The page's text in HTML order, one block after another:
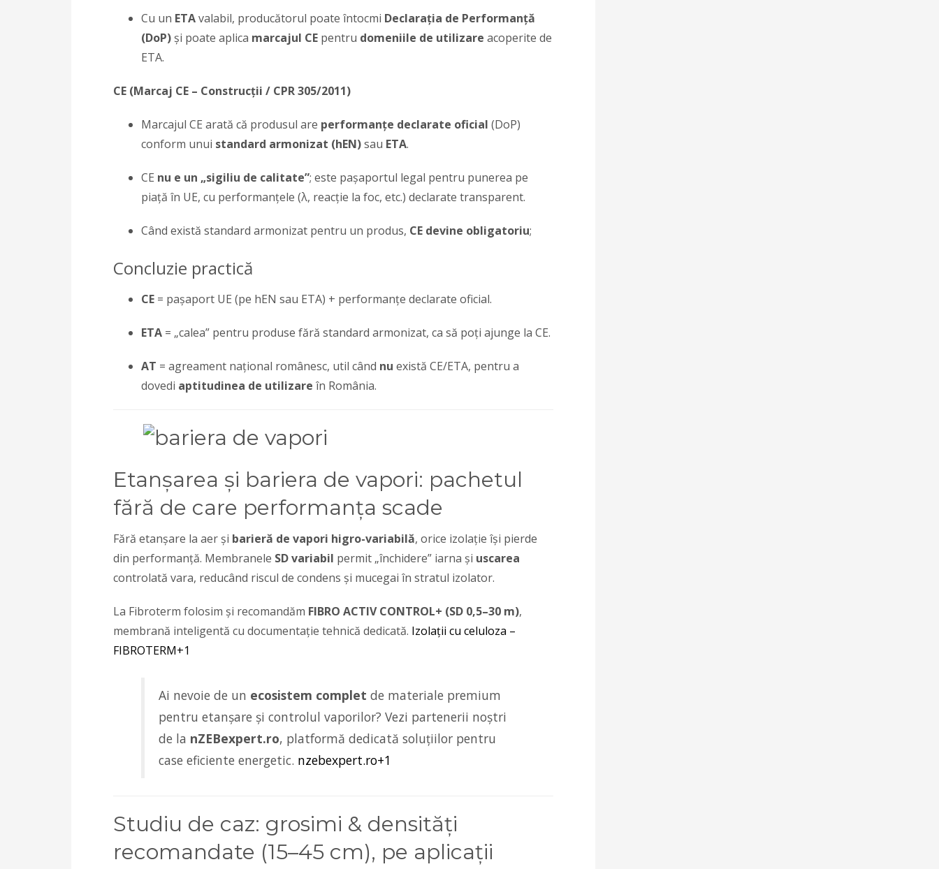
Cu un ETAvalabil, producătorul poate întocmi Declarația de Performanță
(DoP) și poate aplica marcajul CE pentru domeniile de utilizare acoperite de
ETA.
CE (Marcaj CE – Construcții / CPR 305/2011)
Marcajul CE arată că produsul are performanțe declarate oficial (DoP)
conform unui standard armonizat (hEN)sau ETA.
CE nu e un „sigiliu de calitate”; este pașaportul legal pentru punerea pe
piață în UE, cu performanțele (λ, reacție la foc, etc.) declarate transparent.
Când există standard armonizat pentru un produs, CE devine obligatoriu;
Concluzie practică
CE = pașaport UE (pe hEN sau ETA) + performanțe declarate oficial.
ETA = „calea” pentru produse fără standard armonizat, ca să poți ajunge la CE.
AT = agreament național românesc, util când nu există CE/ETA, pentru a
dovedi aptitudinea de utilizare în România.
Etanșarea și bariera de vapori: pachetul
fără de care performanța scade
Fără etanșare la aer și barieră de vapori higro-variabilă, orice izolație își pierde
din performanță. Membranele SD variabil permit „închidere” iarna și uscarea
controlată vara, reducând riscul de condens și mucegai în stratul izolator.
La Fibroterm folosim și recomandăm FIBRO ACTIV CONTROL+ (SD 0,5–30 m),
membrană inteligentă cu documentație tehnică dedicată. Izolații cu celuloza –
FIBROTERM+1
Ai nevoie de un ecosistem complet de materiale premium
pentru etanșare și controlul vaporilor? Vezi partenerii noștri
de la nZEBexpert.ro, platformă dedicată soluțiilor pentru
case eficiente energetic. nzebexpert.ro+1
Studiu de caz: grosimi & densități
recomandate (15–45 cm), pe aplicații